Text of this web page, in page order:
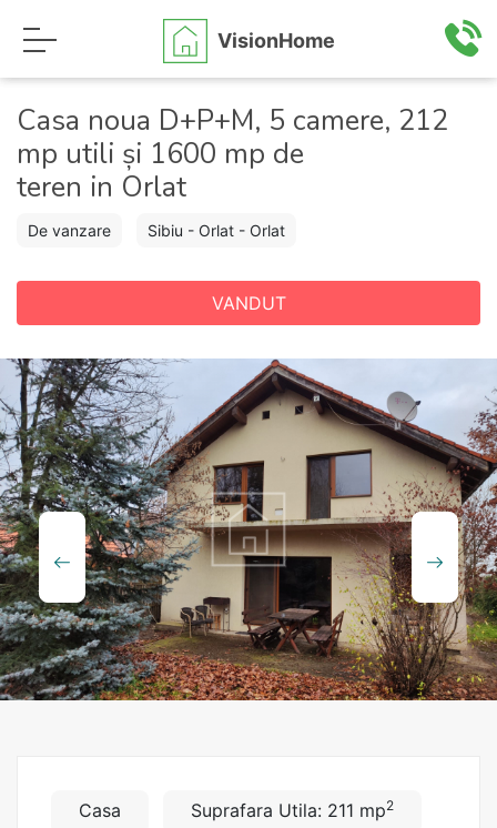
VisionHome
Casa noua D+P+M, 5 camere, 212
mp utili și 1600 mp de
teren in Orlat
De vanzare Sibiu - Orlat - Orlat
VANDUT
Casa Suprafara Utila: 211 mp2